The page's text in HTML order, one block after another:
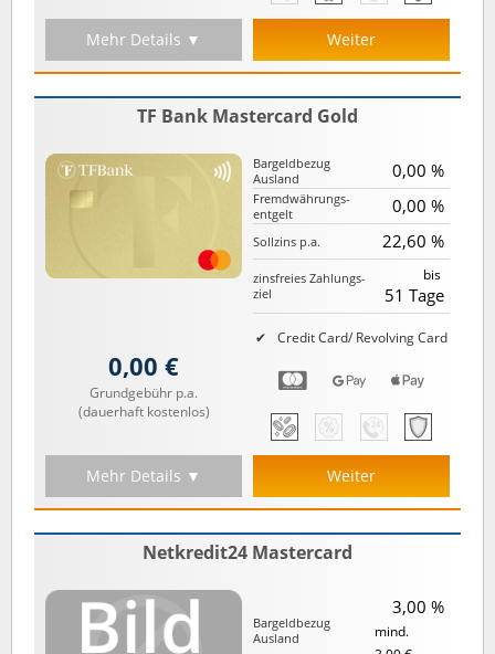
Mehr Details ▼ Weiter
TF Bank Mastercard Gold
Credit Card/ Revolving Card
Bargeld­bezug
Ausland
0,00 %
Fremd­währungs­
entgelt
0,00 %
Sollzins p.a. 22,60 %
zinsfreies Zahlungs­
ziel
bis
51 Tage
0,00 €
Grundgebühr p.a.
(dauerhaft kostenlos)
Mehr Details ▼ Weiter
Netkredit24 Mastercard
Bargeld­bezug
Ausland
3,00 %
mind.